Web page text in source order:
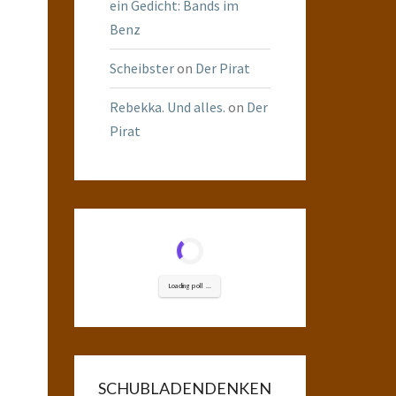
ein Gedicht: Bands im
Benz
Scheibsteron Der Pirat
Rebekka. Und alles. on Der
Pirat
Loading poll ...
SCHUBLADENDENKEN